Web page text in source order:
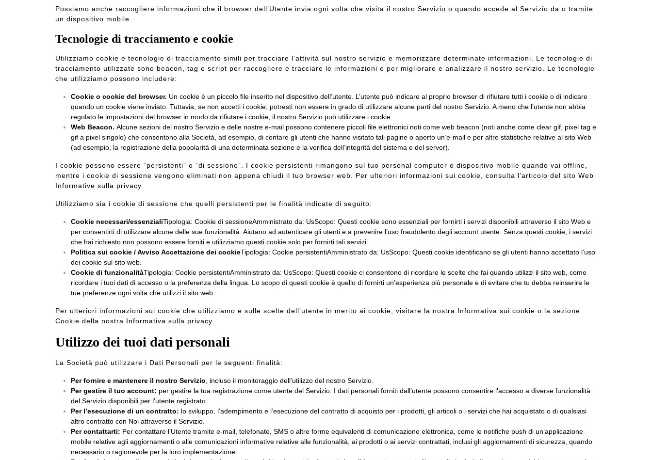
Possiamo anche raccogliere informazioni che il browser dell’Utente invia ogni volta che visita il nostro Servizio o quando accede al Servizio da o tramite
un dispositivo mobile.
Tecnologie di tracciamento e cookie
Utilizziamo cookie e tecnologie di tracciamento simili per tracciare l’attività sul nostro servizio e memorizzare determinate informazioni. Le tecnologie di
tracciamento utilizzate sono beacon, tag e script per raccogliere e tracciare le informazioni e per migliorare e analizzare il nostro servizio. Le tecnologie
che utilizziamo possono includere:
Cookie o cookie del browser. Un cookie è un piccolo file inserito nel dispositivo dell’utente. L’utente può indicare al proprio browser di rifiutare tutti i cookie o di indicare
quando un cookie viene inviato. Tuttavia, se non accetti i cookie, potresti non essere in grado di utilizzare alcune parti del nostro Servizio. A meno che l’utente non abbia
regolato le impostazioni del browser in modo da rifiutare i cookie, il nostro Servizio può utilizzare i cookie.
Web Beacon. Alcune sezioni del nostro Servizio e delle nostre e-mail possono contenere piccoli file elettronici noti come web beacon (noti anche come clear gif, pixel tag e
gif a pixel singolo) che consentono alla Società, ad esempio, di contare gli utenti che hanno visitato tali pagine o aperto un’e-mail e per altre statistiche relative al sito Web
(ad esempio, la registrazione della popolarità di una determinata sezione e la verifica dell’integrità del sistema e del server).
I cookie possono essere “persistenti” o “di sessione”. I cookie persistenti rimangono sul tuo personal computer o dispositivo mobile quando vai offline,
mentre i cookie di sessione vengono eliminati non appena chiudi il tuo browser web. Per ulteriori informazioni sui cookie, consulta l’articolo del sito Web
Informative sulla privacy
Utilizziamo sia i cookie di sessione che quelli persistenti per le finalità indicate di seguito:
Cookie necessari/essenzialiTipologia: Cookie di sessioneAmministrato da: UsScopo: Questi cookie sono essenziali per fornirti i servizi disponibili attraverso il sito Web e
per consentirti di utilizzare alcune delle sue funzionalità. Aiutano ad autenticare gli utenti e a prevenire l’uso fraudolento degli account utente. Senza questi cookie, i servizi
che hai richiesto non possono essere forniti e utilizziamo questi cookie solo per fornirti tali servizi.
Politica sui cookie / Avviso Accettazione dei cookieTipologia: Cookie persistentiAmministrato da: UsScopo: Questi cookie identificano se gli utenti hanno accettato l’uso
dei cookie sul sito web.
Cookie di funzionalitàTipologia: Cookie persistentiAmministrato da: UsScopo: Questi cookie ci consentono di ricordare le scelte che fai quando utilizzi il sito web, come
ricordare i tuoi dati di accesso o la preferenza della lingua. Lo scopo di questi cookie è quello di fornirti un’esperienza più personale e di evitare che tu debba reinserire le
tue preferenze ogni volta che utilizzi il sito web.
Per ulteriori informazioni sui cookie che utilizziamo e sulle scelte dell’utente in merito ai cookie, visitare la nostra Informativa sui cookie o la sezione
Cookie della nostra Informativa sulla privacy.
Utilizzo dei tuoi dati personali
La Società può utilizzare i Dati Personali per le seguenti finalità:
Per fornire e mantenere il nostro Servizio , incluso il monitoraggio dell’utilizzo del nostro Servizio.
Per gestire il tuo account: per gestire la tua registrazione come utente del Servizio. I dati personali forniti dall’utente possono consentire l’accesso a diverse funzionalità
del Servizio disponibili per l’utente registrato.
Per l’esecuzione di un contratto: lo sviluppo, l’adempimento e l’esecuzione del contratto di acquisto per i prodotti, gli articoli o i servizi che hai acquistato o di qualsiasi
altro contratto con Noi attraverso il Servizio.
Per contattarti: Per contattare l’Utente tramite e-mail, telefonate, SMS o altre forme equivalenti di comunicazione elettronica, come le notifiche push di un’applicazione
mobile relative agli aggiornamenti o alle comunicazioni informative relative alle funzionalità, ai prodotti o ai servizi contrattati, inclusi gli aggiornamenti di sicurezza, quando
necessario o ragionevole per la loro implementazione.